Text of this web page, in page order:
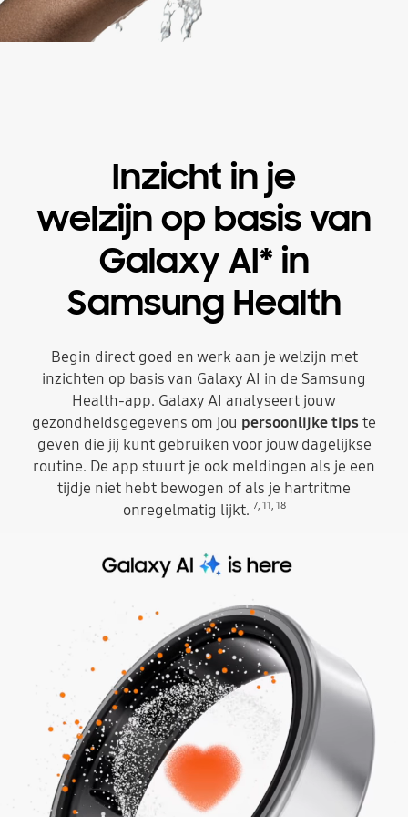
Inzicht in je
welzijn op basis van
Galaxy AI* in
Samsung Health
Begin direct goed en werk aan je welzijn met
inzichten op basis van Galaxy AI in de Samsung
Health-app. Galaxy AI analyseert jouw
gezondheidsgegevens om jou persoonlijke tipste
geven die jij kunt gebruiken voor jouw dagelijkse
routine. De app stuurt je ook meldingen als je een
tijdje niet hebt bewogen of als je hartritme
onregelmatig lijkt. 7, 11, 18